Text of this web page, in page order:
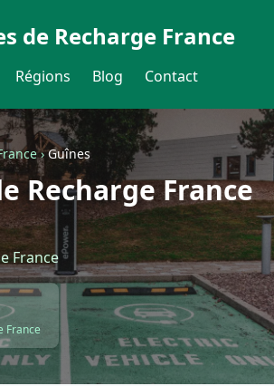
de Recharge France
Régions Blog Contact
›Guînes
Recharge France
France
France